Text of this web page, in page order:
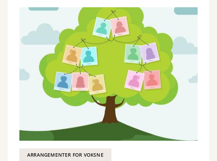
ARRANGEMENTER FOR VOKSNE